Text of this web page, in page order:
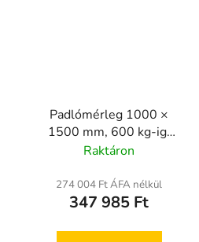
Padlómérleg 1000 ×
1500 mm, 600 kg-ig,
hitelesített
Raktáron
274 004 Ft ÁFA nélkül
347 985 Ft